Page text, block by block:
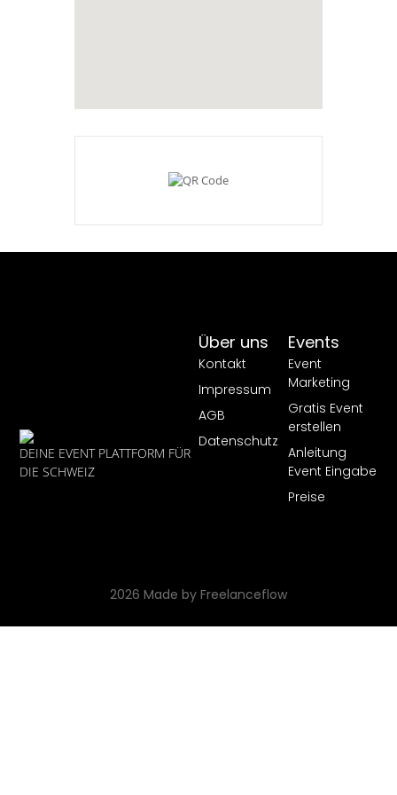
DEINE EVENT PLATTFORM FÜR
DIE SCHWEIZ
Events
Event
Marketing
Gratis Event
erstellen
Anleitung
Event Eingabe
Preise
Über uns
Kontakt
Impressum
AGB
Datenschutz
2026 Made by Freelanceflow